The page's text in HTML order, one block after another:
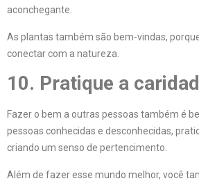
aconchegante.
As plantas também são bem-vindas,
conectar com a natureza.
10. Pratique a
Fazer o bem a outras pessoas também é
pessoas conhecidas e desconhecidas,
criando um senso de pertencimento.
Além de fazer esse mundo melhor, você